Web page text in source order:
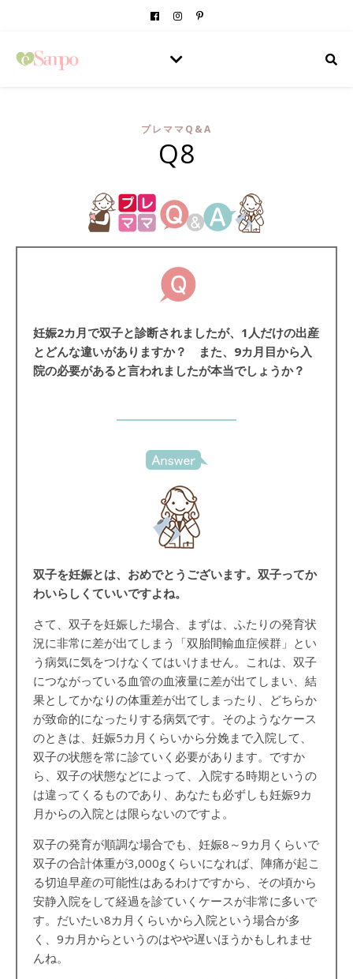
プレママQ&A
Q8
妊娠2カ月で双子と診断されましたが、 1 人だけの出産
とどんな違いがありますか？ また、 9カ月目から入
院の必要があると言われましたが本当でしょうか？
双子を妊娠とは、おめでとうございます。双子ってか
わいらしくていいですよね。
さて、双子を妊娠した場合、まずは、ふたりの発育状
況に非常に差が出てしまう「双胎間輸血症候群」とい
う病気に気をつけなくてはいけません。これは、双子
につながっている血管の血液量に差が出てしまい、結
果としてかなりの体重差が出てしまったり、どちらか
が致命的になったりする病気です。そのようなケース
のときは、妊娠5カ月くらいから分娩まで入院して、
双子の状態を常に診ていく必要があります。ですか
ら、双子の状態などによって、入院する時期というの
は違ってくるものであり、あなたも必ずしも妊娠9カ
月からの入院とは限らないのですよ。
双子の発育が順調な場合でも、妊娠8 ～9カ月くらいで
双子の合計体重が3,000g くらいになれば、陣痛が起こ
る切迫早産の可能性はあるわけですから、その頃から
安静入院をして経過を診ていくケースが非常に多いで
す。だいたい8カ月くらいから入院という場合が多
く、 9カ月からというのはやや遅いほうかもしれませ
んね。